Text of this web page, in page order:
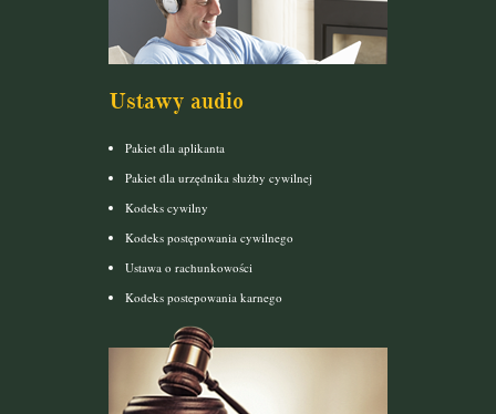
Ustawy audio
Pakiet dla aplikanta
Pakiet dla urzędnika służby cywilnej
Kodeks cywilny
Kodeks postępowania cywilnego
Ustawa o rachunkowości
Kodeks postepowania karnego